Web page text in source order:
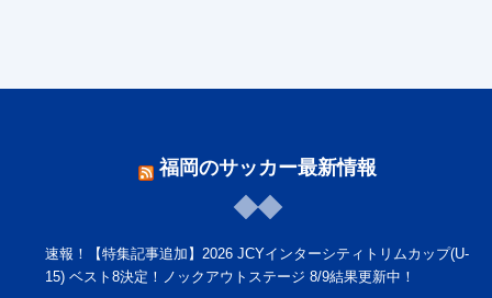
福岡のサッカー最新情報
速報！【特集記事追加】2026 JCYインターシティトリムカップ(U-
15) ベスト8決定！ノックアウトステージ 8/9結果更新中！